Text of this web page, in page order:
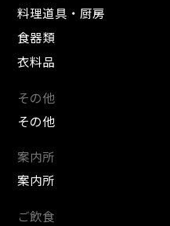
料理道具・厨房
食器類
衣料品
その他
その他
案内所
案内所
ご飲食